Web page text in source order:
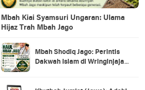
Mbah Kiai Syamsuri Ungaran: Ulama
Hijaz Trah Mbah Jago
Mbah Shodiq Jago: Perintis
Dakwah Islam di Wringinjajar,